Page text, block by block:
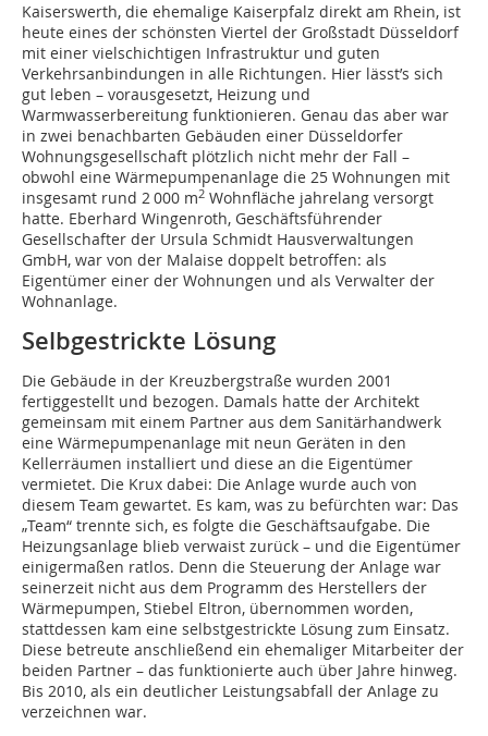
Kaiserswerth, die ehemalige Kaiserpfalz direkt am Rhein, ist
heute eines der schönsten Viertel der Großstadt Düsseldorf
mit einer vielschichtigen Infrastruktur und guten
Verkehrsanbindungen in alle Richtungen. Hier lässt’s sich
gut leben – vorausgesetzt, Heizung und
Warmwasserbereitung funktionieren. Genau das aber war
in zwei benachbarten Gebäuden einer Düsseldorfer
Wohnungsgesellschaft plötzlich nicht mehr der Fall –
obwohl eine Wärmepumpenanlage die 25 Wohnungen mit
insgesamt rund 2 000 m2 Wohnfläche jahrelang versorgt
hatte. Eberhard Wingenroth, Geschäftsführender
Gesellschafter der Ursula Schmidt Hausverwaltungen
GmbH, war von der Malaise doppelt betroffen: als
Eigentümer einer der Wohnungen und als Verwalter der
Wohnanlage.
Selbgestrickte Lösung
Die Gebäude in der Kreuzbergstraße wurden 2001
fertiggestellt und bezogen. Damals hatte der Architekt
gemeinsam mit einem Partner aus dem Sanitärhandwerk
eine Wärmepumpenanlage mit neun Geräten in den
Kellerräumen installiert und diese an die Eigentümer
vermietet. Die Krux dabei: Die Anlage wurde auch von
diesem Team gewartet. Es kam, was zu befürchten war: Das
„Team“ trennte sich, es folgte die Geschäftsaufgabe. Die
Heizungsanlage blieb verwaist zurück – und die Eigentümer
einigermaßen ratlos. Denn die Steuerung der Anlage war
seinerzeit nicht aus dem Programm des Herstellers der
Wärmepumpen, Stiebel Eltron, übernommen worden,
stattdessen kam eine selbstgestrickte Lösung zum Einsatz.
Diese betreute anschließend ein ehemaliger Mitarbeiter der
beiden Partner – das funktionierte auch über Jahre hinweg.
Bis 2010, als ein deutlicher Leistungsabfall der Anlage zu
verzeichnen war.